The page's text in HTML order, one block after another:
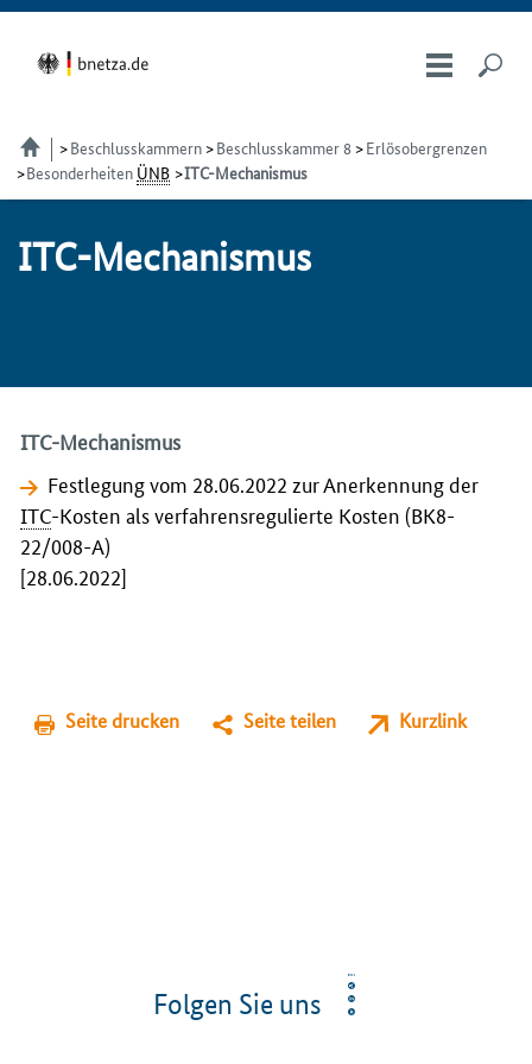
Beschlusskammern Beschlusskammer 8
Erlösobergrenzen
Besonderheiten ÜNB ITC-Mechanismus
ITC-Me­cha­nis­mus
ITC-Mechanismus
Festlegungvom 28.06.2022 zur Anerkennung der
ITC-Kosten als verfahrensregulierte Kosten (BK8-
22/008-A)
[28.06.2022]
Seite drucken Seite teilen Kurzlink
Folgen Sie uns